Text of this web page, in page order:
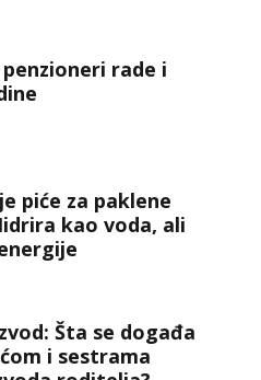
rade i
piće za paklene
kao voda, ali
Šta se događa
i sestrama